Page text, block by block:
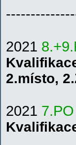
2021
2.místo,
2021